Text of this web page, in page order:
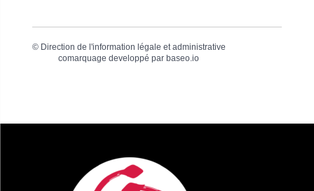
© Direction de l'information légale et administrative
comarquage developpé parbaseo.io